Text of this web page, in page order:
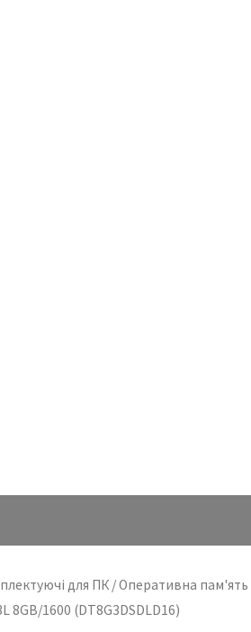
для ПК /Оперативна пам'ять
8GB/1600 (DT8G3DSDLD16)